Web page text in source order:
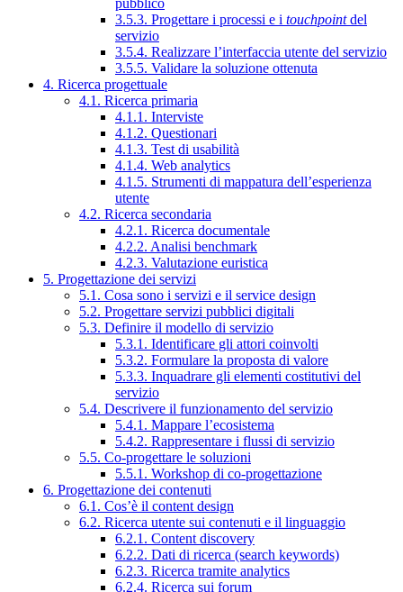
pubblico
3.5.3. Progettare i processi e i touchpointdel
servizio
3.5.4. Realizzare l’interfaccia utente del servizio
3.5.5. Validare la soluzione ottenuta
4. Ricerca progettuale
4.1. Ricerca primaria
4.1.1. Interviste
4.1.2. Questionari
4.1.3. Test di usabilità
4.1.4. Web analytics
4.1.5. Strumenti di mappatura dell’esperienza
utente
4.2. Ricerca secondaria
4.2.1. Ricerca documentale
4.2.2. Analisi benchmark
4.2.3. Valutazione euristica
5. Progettazione dei servizi
5.1. Cosa sono i servizi e il service design
5.2. Progettare servizi pubblici digitali
5.3. Definire il modello di servizio
5.3.1. Identificare gli attori coinvolti
5.3.2. Formulare la proposta di valore
5.3.3. Inquadrare gli elementi costitutivi del
servizio
5.4. Descrivere il funzionamento del servizio
5.4.1. Mappare l’ecosistema
5.4.2. Rappresentare i flussi di servizio
5.5. Co-progettare le soluzioni
5.5.1. Workshop di co-progettazione
6. Progettazione dei contenuti
6.1. Cos’è il content design
6.2. Ricerca utente sui contenuti e il linguaggio
6.2.1. Content discovery
6.2.2. Dati di ricerca (search keywords)
6.2.3. Ricerca tramite analytics
6.2.4. Ricerca sui forum